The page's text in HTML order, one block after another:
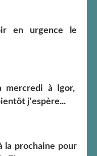
en urgence le
mercredi à Igor,
j'espère...
la prochaine pour